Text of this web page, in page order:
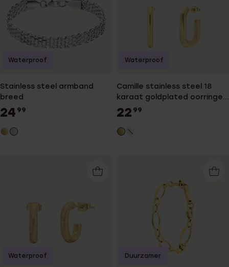
Stainless steel armband
breed
24 99
Waterproof
Camille stainless steel 18
karaat goldplated oorringen
voor dames
22 99
Waterproof
Waterproof Duurzamer